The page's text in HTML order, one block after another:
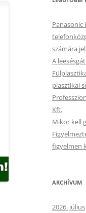
Panasonic
számára
A
plasztikai
Kft.
Mikor kell
figyelmen
ARCHÍVUM
2026. július